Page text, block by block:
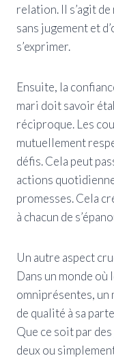
relation. Il s’agit
sans jugement et
s’exprimer.
Ensuite, la
mari doit savoir
réciproque. Les
mutuellement
défis. Cela peut
actions
promesses. Cela
à chacun de
Un autre aspect
Dans un monde
omniprésentes, un
de qualité à sa
Que ce soit par
deux ou